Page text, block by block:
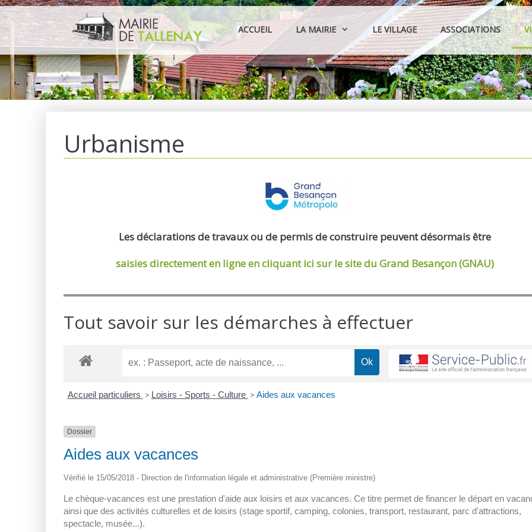
Aller
au
contenu
ACCUEIL LA MAIRIE LE VILLAGE ASSOCIATIONS
Urbanisme
Les déclarations de travaux ou de permis de construire peuvent désormais être
saisies directement en ligneen cliquant ici sur le site du Grand Besançon (GNAU)
Tout savoir sur les démarches à effectuer
Accueil particuliers > Loisirs - Sports - Culture > Aides aux vacances
Dossier
Aides aux vacances
Vérifié le 15/05/2018 - Direction de l'information légale et administrative (Première ministre)
Le chèque-vacances est une prestation d'aide aux loisirs et aux vacances. Ce titre permet de financer le départ en
ainsi que des activités culturelles et de loisirs (stage sportif, camping, colonies, transport, restaurant, parc d'attractions,
spectacle, musée...).